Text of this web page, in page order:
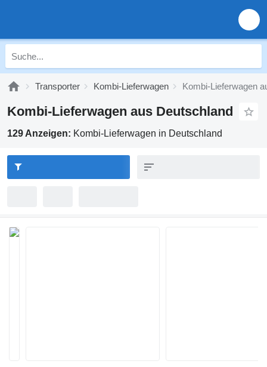
Transporter Kombi-Lieferwagen Kombi-Lieferwagen
Kombi-Lieferwagen aus Deutschland
129 Anzeigen: Kombi-Lieferwagen in Deutschland